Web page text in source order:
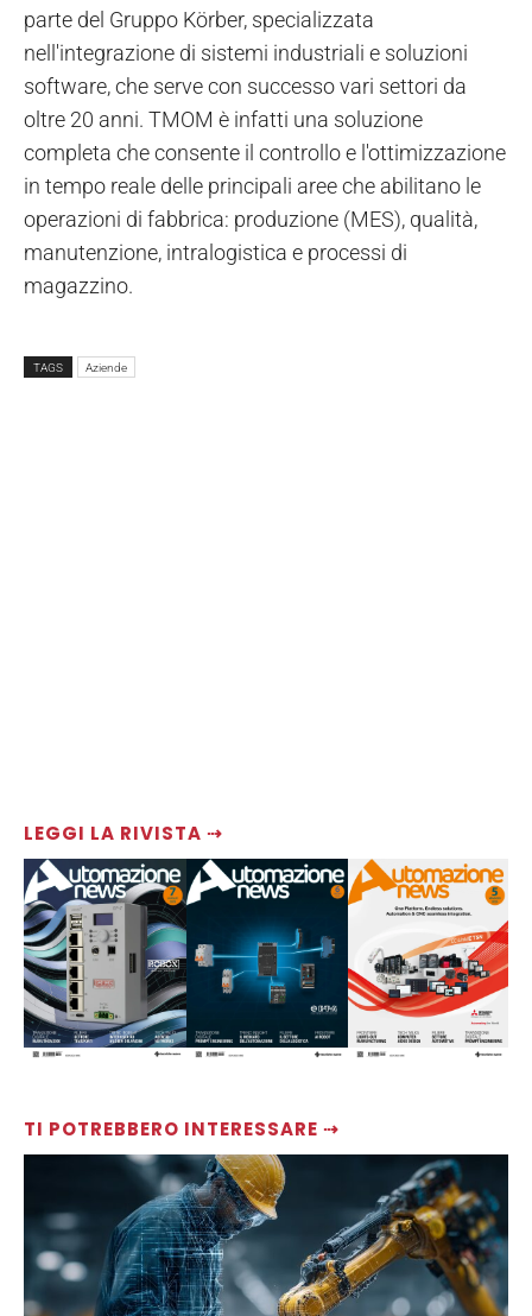
LEGGI LA RIVISTA ⇢
TI POTREBBERO INTERESSARE ⇢
parte del Gruppo Körber, specializzata
nell'integrazione di sistemi industriali e soluzioni
software, che serve con successo vari settori da
oltre 20 anni. TMOM è infatti una soluzione
completa che consente il controllo e l'ottimizzazione
in tempo reale delle principali aree che abilitano le
operazioni di fabbrica: produzione (MES), qualità,
manutenzione, intralogistica e processi di
magazzino.
TAGS Aziende